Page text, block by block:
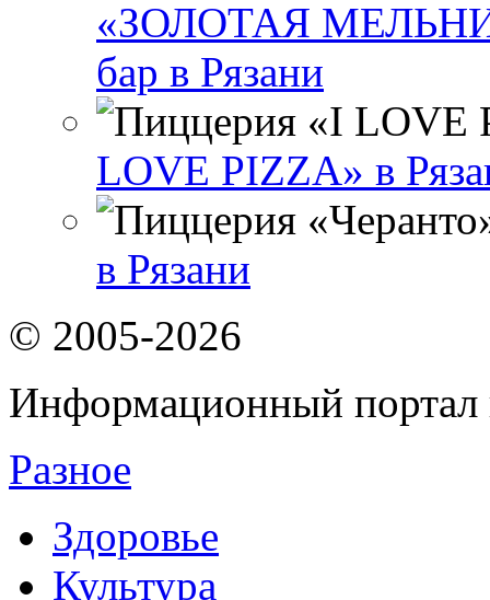
«ЗОЛОТАЯ
бар в Рязани
LOVE PIZZA» в
в Рязани
© 2005-2026
Информационный портал
Разное
Здоровье
Культура